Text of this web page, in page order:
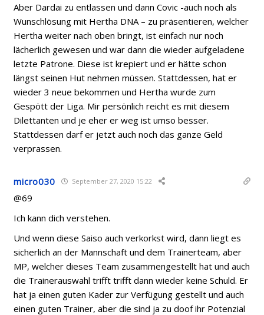
Aber Dardai zu entlassen und dann Covic -auch noch als
Wunschlösung mit Hertha DNA – zu präsentieren, welcher
Hertha weiter nach oben bringt, ist einfach nur noch
lächerlich gewesen und war dann die wieder aufgeladene
letzte Patrone. Diese ist krepiert und er hätte schon
längst seinen Hut nehmen müssen. Stattdessen, hat er
wieder 3 neue bekommen und Hertha wurde zum
Gespött der Liga. Mir persönlich reicht es mit diesem
Dilettanten und je eher er weg ist umso besser.
Stattdessen darf er jetzt auch noch das ganze Geld
verprassen.
micro030 September 27, 2020 15:22
@69
Ich kann dich verstehen.
Und wenn diese Saiso auch verkorkst wird, dann liegt es
sicherlich an der Mannschaft und dem Trainerteam, aber
MP, welcher dieses Team zusammengestellt hat und auch
die Trainerauswahl trifft trifft dann wieder keine Schuld. Er
hat ja einen guten Kader zur Verfügung gestellt und auch
einen guten Trainer, aber die sind ja zu doof ihr Potenzial